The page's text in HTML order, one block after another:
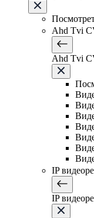
Ahd Tvi
Ahd Tvi
IP
IP